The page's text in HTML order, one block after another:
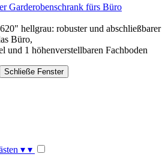
hellgrau: robuster und abschließbarer
Büro,
und 1 höhenverstellbaren Fachboden
▾ ▾